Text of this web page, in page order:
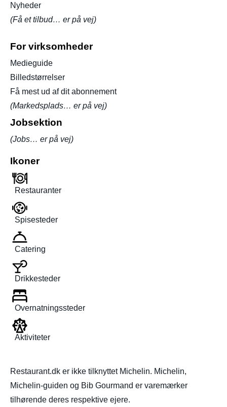
Nyheder
(Få et tilbud… er på vej)
For virksomheder
Medieguide
Billedstørrelser
Få mest ud af dit abonnement
(Markedsplads… er på vej)
Jobsektion
(Jobs… er på vej)
Ikoner
Restauranter
Spisesteder
Catering
Drikkesteder
Overnatningssteder
Aktiviteter
Restaurant.dk er ikke tilknyttet Michelin. Michelin,
Michelin-guiden og Bib Gourmand er varemærker
tilhørende deres respektive ejere.